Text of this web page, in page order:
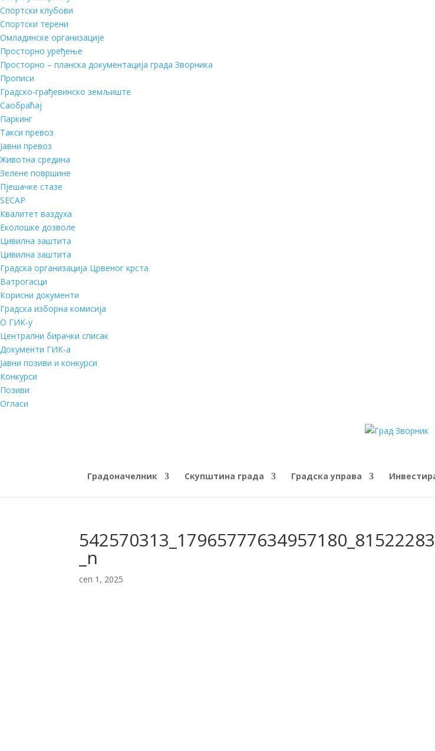
Спортски клубови
Спортски терени
Омладинске организације
Просторно уређење
Просторно – планска документација града Зворника
Прописи
Градско-грађевинско земљиште
Саобраћај
Паркинг
Такси превоз
Јавни превоз
Животна средина
Зелене површине
Пјешачке стазе
SECAP
Квалитет ваздуха
Еколошке дозволе
Цивилна заштита
Цивилна заштита
Градска организација Црвеног крста
Ватрогасци
Корисни документи
Градска изборна комисија
О ГИК-у
Централни бирачки списак
Документи ГИК-а
Јавни позиви и конкурси
Конкурси
Позиви
Огласи
Градоначелник Скупштина града Градска управа
_n
сеп 1, 2025